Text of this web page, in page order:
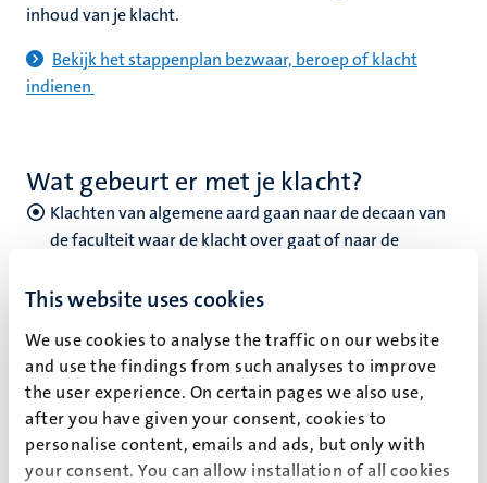
This website uses cookies
We use cookies to analyse the traffic on our website
and use the findings from such analyses to improve
the user experience. On certain pages we also use,
after you have given your consent, cookies to
personalise content, emails and ads, but only with
your consent. You can allow installation of all cookies
inhoud van je klacht.
Bekijk het stappenplan bezwaar, beroep of klacht
indienen
Wat gebeurt er met je klacht?
Klachten van algemene aard gaan naar de decaan van
de faculteit waar de klacht over gaat of naar de
vervolgens de (facultaire) klachtencommissie om
Klachten over ongewenst gedag gaan naar een
vertrouwenspersoon of het College van Bestuur.
Klachten in het kader van de ‘Gedragscode
Internationale Student’ gaan naar het College van
Bestuur.